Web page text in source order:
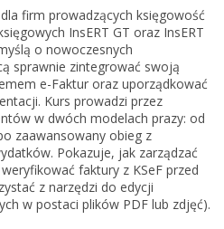
GT
KSeF dla firm
KSeF dla biur
InsERT
firm prowadzących księgowość
InsERT GT oraz InsERT
o nowoczesnych
sprawnie zintegrować swoją
e-Faktur oraz uporządkować
Kurs prowadzi przez
w dwóch modelach prazy: od
zaawansowany obieg z
Pokazuje, jak zarządzać
faktury z KSeF przed
z narzędzi do edycji
w postaci plików PDF lub zdjęć).